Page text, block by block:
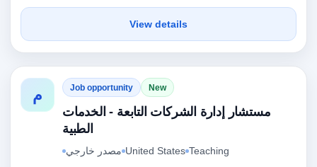
View details
م Job opportunity New
مستشار إدارة الشركات التابعة - الخدمات
الطبية
مصدر خارجي United States Teaching